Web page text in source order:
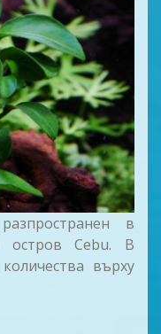
в
Cebu. В
върху